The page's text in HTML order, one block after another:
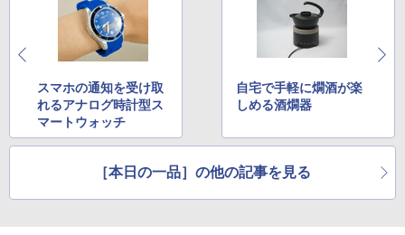
スマホの通知を受け取
れるアナログ時計型ス
マートウォッチ
自宅で手軽に燗酒が楽
しめる酒燗器
［本日の一品］の他の記事を見る